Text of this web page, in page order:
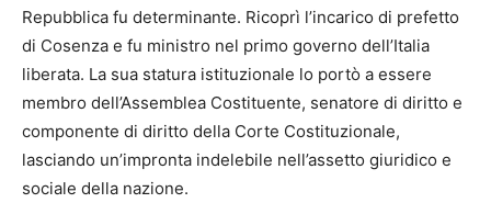
Repubblica fu determinante. Ricoprì l’incarico di prefetto
di Cosenza e fu ministro nel primo governo dell’Italia
liberata. La sua statura istituzionale lo portò a essere
membro dell’Assemblea Costituente, senatore di diritto e
componente di diritto della Corte Costituzionale,
lasciando un’impronta indelebile nell’assetto giuridico e
sociale della nazione.